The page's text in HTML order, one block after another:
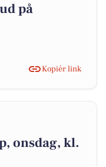
på
Kopiér link
onsdag, kl.